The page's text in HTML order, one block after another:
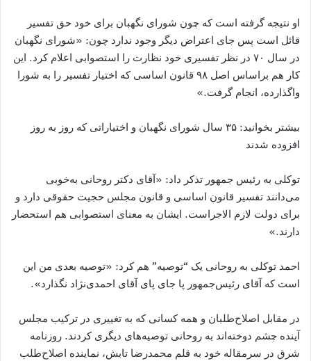
او نتیجه گرفته است که چون شورای نگهبان برای خود حق تفسیر
قائل است پس جای اعتراض دیگر وجود ندارد چون: «شورای نگهبان
در سال ۷۰ در نظر تفسیری خود نظارت را استصوابی اعلام کرد. این
کار هم براساس اصل ۹۸ قانون اساسی که اختیار تفسیر را به شورا
واگذارده، انجام گرفت.»
بیشتر بخوانید: ۳۵ سال شورای نگهبان و اختیاراتی که روز به روز
افزوده شدند
توکلی به رئیس جمهور تذکر داد: «آقای دکتر روحانی به‌خوبی
می‌دانند تفسیر قانون اساسی و قانون مجلس حجیت حقوقی دارد و
برای دولت لازم الاجراست. ایشان به معنای استصوابی هم استحضار
دارند.»
احمد توکلی به روحانی یک “توصیه” هم کرد: «توصیه بعدی من این
است که آقای رئیس‌جمهور پا جای پای آقای احمدی‌نژاد نگذارد».
در مقابل اصلاح‌طلبان و همه کسانی که به تغییری در ترکیب مجلس
آینده چشم دوخته‌‌اند به روحانی توصیه‌های دیگری کردند. روزنامه
شرق در سرمقاله خود به قلم محمدرضا تابش، نماینده اصلاح‌طلب